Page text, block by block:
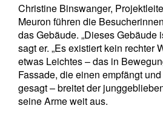
Christine Binswanger,
Meuron führen die
das Gebäude. „Dieses Gebäude
sagt er. „Es existiert kein rechter
etwas Leichtes – das in
Fassade, die einen empfängt
gesagt – breitet der
seine Arme weit aus.